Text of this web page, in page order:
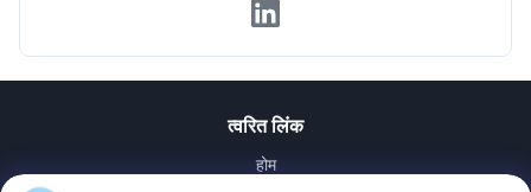
त्वरित लिंक
होम